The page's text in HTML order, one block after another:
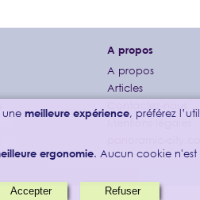
A propos
A propos
Articles
Mentions légales
meilleure expérience, préférez
ergonomie. Aucun cookie n'est